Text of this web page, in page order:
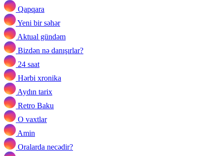
Qapqara
Yeni bir səhər
Aktual gündəm
Bizdən nə danışırlar?
24 saat
Hərbi xronika
Aydın tarix
Retro Baku
O vaxtlar
Amin
Oralarda necədir?